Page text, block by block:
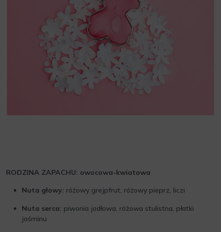
RODZINA ZAPACHU: owocowa-kwiatowa
Nuta głowy: różowy grejpfrut, różowy pieprz, liczi
Nuta serca: piwonia jodłowa, różowa stulistna, płatki
jaśminu